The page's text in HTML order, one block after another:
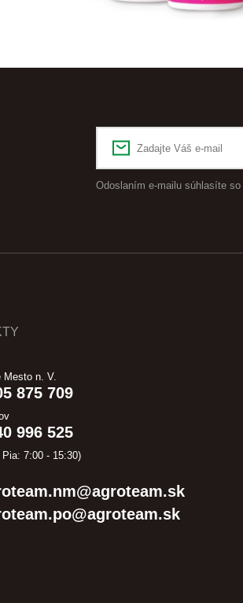
Odoslaním e-mailu súhlasíte so
Mesto n. V.
875 709
996 525
Pia: 7:00 - 15:30)